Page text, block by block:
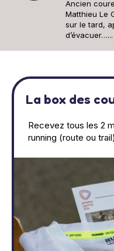
Ancien
Matthieu Le
sur le tard,
d’évacuer…...
La box des
Recevez tous les 2
running (route ou